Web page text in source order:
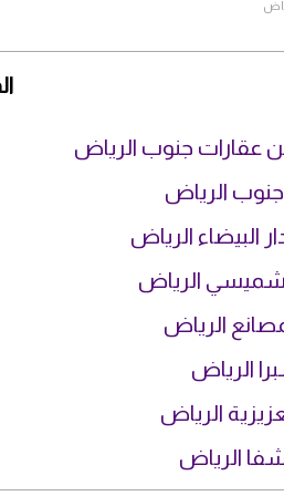
عقارات جنوب الرياض
جنوب الرياض
البيضاء الرياض
الرياض
الرياض
الرياض
الرياض
الرياض